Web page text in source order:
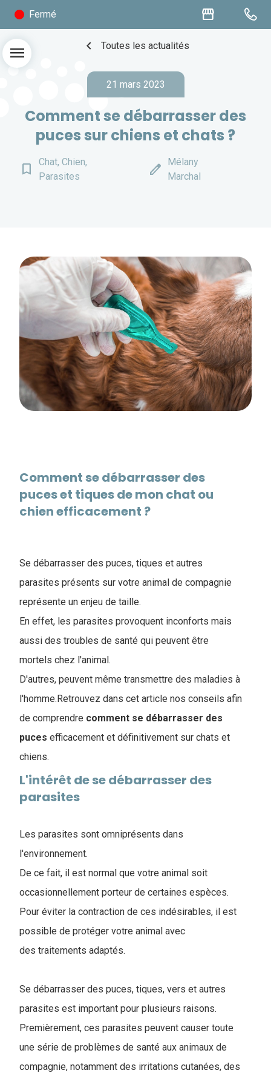
Fermé storefront
menu chevron_left Toutes les actualités
21 mars 2023
Comment se débarrasser des
puces sur chiens et chats ?
bookmark_border
Chat, Chien,
Parasites
edit
Mélany
Marchal
Comment se débarrasser des
puces et tiques de mon chat ou
chien efficacement ?
Se débarrasser des puces, tiques et autres
parasites présents sur votre animal de compagnie
représente un enjeu de taille.
En effet, les parasites provoquent inconforts mais
aussi des troubles de santé qui peuvent être
mortels chez l'animal.
D'autres, peuvent même transmettre des maladies à
l'homme.Retrouvez dans cet article nos conseils afin
de comprendre comment se débarrasser des
puces efficacement et définitivement sur chats et
chiens.
L'intérêt de se débarrasser des
parasites
Les parasites sont omniprésents dans
l'environnement.
De ce fait, il est normal que votre animal soit
occasionnellement porteur de certaines espèces.
Pour éviter la contraction de ces indésirables, il est
possible de protéger votre animal avec
des traitements adaptés.
Se débarrasser des puces, tiques, vers et autres
parasites est important pour plusieurs raisons.
Premièrement, ces parasites peuvent causer toute
une série de problèmes de santé aux animaux de
compagnie, notamment des irritations cutanées, des